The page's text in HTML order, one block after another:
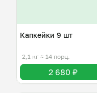
Капкейки 9 шт
2,1 кг ≈ 14 порц.
2 680 ₽